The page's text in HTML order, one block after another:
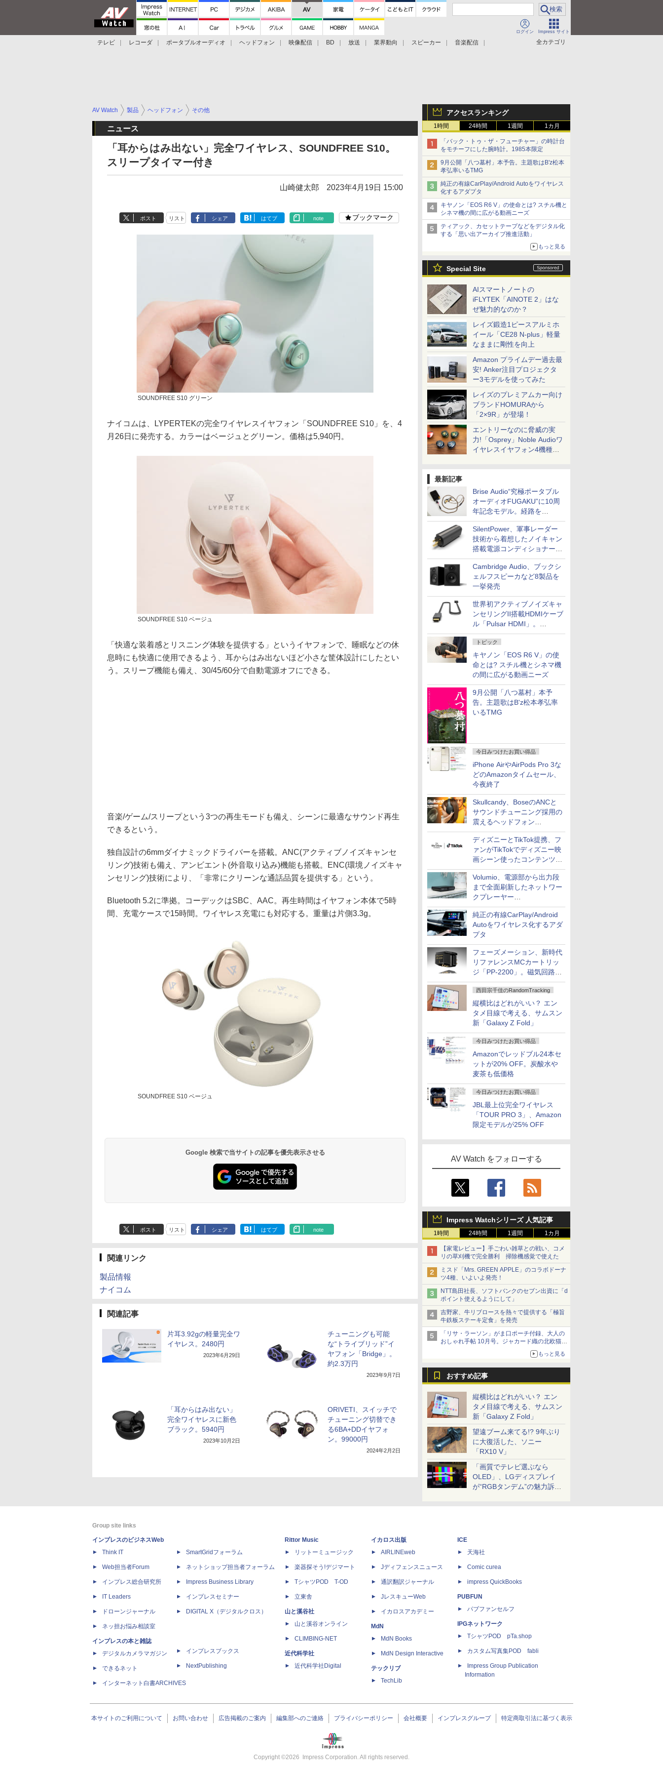
ログイン Impress サイト
全カテゴリ
テレビ レコーダ ポータブルオーディオ ヘッドフォン 映像配信 BD 放送 業界動向 スピーカー
音楽配信
アクセスランキング
1時間 24時間 1週間 1カ月
「バック・トゥ・ザ・フューチャー」の時計台
をモチーフにした腕時計。1985本限定
9月公開「八つ墓村」本予告。主題歌はB'z松本
孝弘率いるTMG
純正の有線CarPlay/Android Autoをワイヤレス
化するアダプタ
キヤノン「EOS R6 V」の使命とは? スチル機と
シネマ機の間に広がる動画ニーズ
ティアック、カセットテープなどをデジタル化
する「思い出アーカイブ推進活動」
もっと見る
Special Site
AIスマートノートの
iFLYTEK「AINOTE 2」はな
ぜ魅力的なのか？
レイズ鍛造1ピースアルミホ
イール「CE28 N-plus」軽量
なままに剛性を向上
Amazon プライムデー過去最
安! Anker注目プロジェクタ
ー3モデルを使ってみた
レイズのプレミアムカー向け
ブランドHOMURAから
「2×9R」が登場！
エントリーなのに脅威の実
力!「Osprey」Noble Audioワ
イヤレスイヤフォン4機種を
最新記事
Brise Audio“究極ポータブル
オーディオFUGAKU”に10周
年記念モデル。経路を
NISHIKIで統一。400万円
SilentPower、軍事レーダー
技術から着想したノイキャン
搭載電源コンディショナー
「AC iPurifier2」
Cambridge Audio、ブックシ
ェルフスピーカなど8製品を
一挙発売
世界初アクティブノイズキャ
ンセリングII搭載HDMIケーブ
ル「Pulsar HDMI」。
SilentPowerから
トピック
キヤノン「EOS R6 V」の使
命とは? スチル機とシネマ機
の間に広がる動画ニーズ
9月公開「八つ墓村」本予
告。主題歌はB'z松本孝弘率
いるTMG
今日みつけたお買い得品
iPhone AirやAirPods Pro 3な
どのAmazonタイムセール、
今夜終了
Skullcandy、BoseのANCと
サウンドチューニング採用の
震えるヘッドフォン
「Crusher 1080 ANC」
ディズニーとTikTok提携、フ
ァンがTikTokでディズニー映
画シーン使ったコンテンツ制
作、Disney+にも配信
Volumio、電源部から出力段
まで全面刷新したネットワー
クプレーヤー
「Primo（2026）」
純正の有線CarPlay/Android
Autoをワイヤレス化するアダ
プタ
フェーズメーション、新時代
リファレンスMCカートリッ
ジ「PP-2200」。磁気回路や
ハウジングを根本から見直し
西田宗千佳のRandomTracking
縦横比はどれがいい？ エン
タメ目線で考える、サムスン
新「Galaxy Z Fold」
今日みつけたお買い得品
Amazonでレッドブル24本セ
ットが20% OFF。炭酸水や
麦茶も低価格
今日みつけたお買い得品
JBL最上位完全ワイヤレス
「TOUR PRO 3」、Amazon
限定モデルが25% OFF
AV Watch をフォローする
Impress Watchシリーズ 人気記事
1時間 24時間 1週間 1カ月
【家電レビュー】手ごわい雑草との戦い、コメ
リの草刈機で完全勝利 掃除機感覚で使えた
ミスド「Mrs. GREEN APPLE」のコラボドーナ
ツ4種、いよいよ発売！
NTT島田社長、ソフトバンクのセブン出資に「d
ポイント使えるようにして」
吉野家、牛リブロースを熱々で提供する「極旨
牛鉄板ステーキ定食」を発売
「リサ・ラーソン」がま口ポーチ付録、大人の
おしゃれ手帖 10月号。ジャカード織の北欧猫デ
もっと見る
おすすめ記事
縦横比はどれがいい？ エン
タメ目線で考える、サムスン
新「Galaxy Z Fold」
望遠ブーム来てる!? 9年ぶり
に大復活した、ソニー
「RX10 V」
「画質でテレビ選ぶなら
OLED」、LGディスプレイ
が“RGBタンデム”の魅力訴
AV Watch 製品 ヘッドフォン その他
ニュース
「耳からはみ出ない」完全ワイヤレス、SOUNDFREE S10。
スリープタイマー付き
山崎健太郎 2023年4月19日 15:00
ポスト リスト シェア はてブ note ブックマーク
SOUNDFREE S10 グリーン
ナイコムは、LYPERTEKの完全ワイヤレスイヤフォン「SOUNDFREE S10」を、4
月26日に発売する。カラーはベージュとグリーン。価格は5,940円。
SOUNDFREE S10 ベージュ
「快適な装着感とリスニング体験を提供する」というイヤフォンで、睡眠などの休
息時にも快適に使用できるよう、耳からはみ出ないほど小さな筐体設計にしたとい
う。スリープ機能も備え、30/45/60分で自動電源オフにできる。
音楽/ゲーム/スリープという3つの再生モードも備え、シーンに最適なサウンド再生
できるという。
独自設計の6mmダイナミックドライバーを搭載。ANC(アクティブノイズキャンセ
リング)技術も備え、アンビエント(外音取り込み)機能も搭載。ENC(環境ノイズキャ
ンセリング)技術により、「非常にクリーンな通話品質を提供する」という。
Bluetooth 5.2に準拠。コーデックはSBC、AAC。再生時間はイヤフォン本体で5時
間、充電ケースで15時間。ワイヤレス充電にも対応する。重量は片側3.3g。
SOUNDFREE S10 ベージュ
Google 検索で当サイトの記事を優先表示させる
ポスト リスト シェア はてブ note
関連リンク
製品情報
ナイコム
関連記事
片耳3.92gの軽量完全ワ
イヤレス。2480円
2023年6月29日
チューニングも可能
な“トライブリッド”イ
ヤフォン「Bridge」。
約2.3万円
2023年9月7日
「耳からはみ出ない」
完全ワイヤレスに新色
ブラック。5940円
2023年10月2日
ORIVETI、スイッチで
チューニング切替でき
る6BA+DDイヤフォ
ン。99000円
2024年2月2日
Group site links
インプレスのビジネスWeb
Think IT
Web担当者Forum
インプレス総合研究所
IT Leaders
ドローンジャーナル
ネッ担お悩み相談室
インプレスの本と雑誌
デジタルカメラマガジン
できるネット
インターネット白書ARCHIVES
SmartGridフォーラム
ネットショップ担当者フォーラム
Impress Business Library
インプレスセミナー
DIGITAL X（デジタルクロス）
インプレスブックス
NextPublishing
Rittor Music
リットーミュージック
楽器探そう!デジマート
TシャツPOD T-OD
立東舎
山と溪谷社
山と溪谷オンライン
CLIMBING-NET
近代科学社
近代科学社Digital
イカロス出版
AIRLINEweb
Jディフェンスニュース
通訳翻訳ジャーナル
JレスキューWeb
イカロスアカデミー
MdN
MdN Books
MdN Design Interactive
テックリブ
TechLib
ICE
天海社
Comic curea
impress QuickBooks
PUBFUN
パブファンセルフ
IPGネットワーク
TシャツPOD pTa.shop
カスタム写真集POD fabli
Impress Group Publication
Information
本サイトのご利用について お問い合わせ 広告掲載のご案内 編集部へのご連絡 プライバシーポリシー 会社概要 インプレスグループ 特定商取引法に基づく表示
Copyright ©2026 Impress Corporation. All rights reserved.